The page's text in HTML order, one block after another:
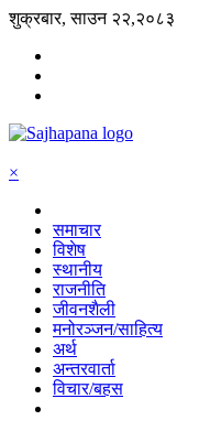
शुक्रबार, साउन २२,२०८३
×
समाचार
विशेष
स्थानीय
राजनीति
जीवनशैली
मनोरञ्जन/साहित्य
अर्थ
अन्तरवार्ता
विचार/बहस